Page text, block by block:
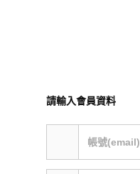
請輸入會員資料
帳號(email)